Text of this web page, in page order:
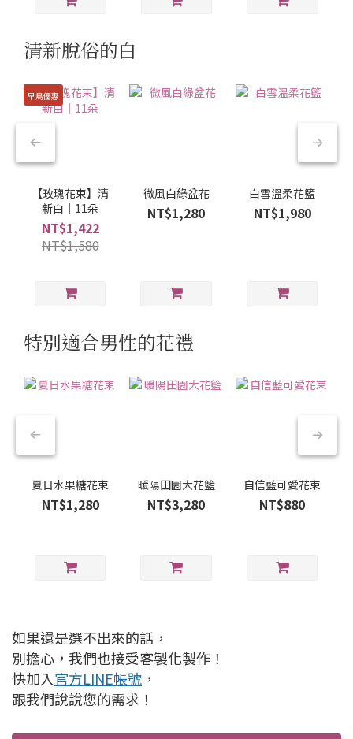
清新脫俗的白
早鳥優惠
【玫瑰花束】清
新白｜11朵
NT$1,422
NT$1,580
微風白綠盆花
NT$1,280
白雪溫柔花籃
NT$1,980
特別適合男性的花禮
夏日水果糖花束
NT$1,280
暖陽田園大花籃
NT$3,280
自信藍可愛花束
NT$880
如果還是選不出來的話，
別擔心，我們也接受客製化製作！
快加入官方LINE帳號 ，
跟我們說說您的需求！